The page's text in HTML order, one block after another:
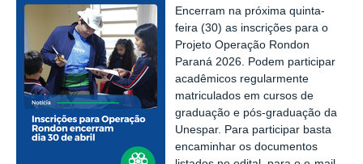
Encerram na próxima quinta-
feira (30) as inscrições para o
Projeto Operação Rondon
Paraná 2026. Podem participar
acadêmicos regularmente
matriculados em cursos de
graduação e pós-graduação da
Unespar. Para participar basta
encaminhar os documentos